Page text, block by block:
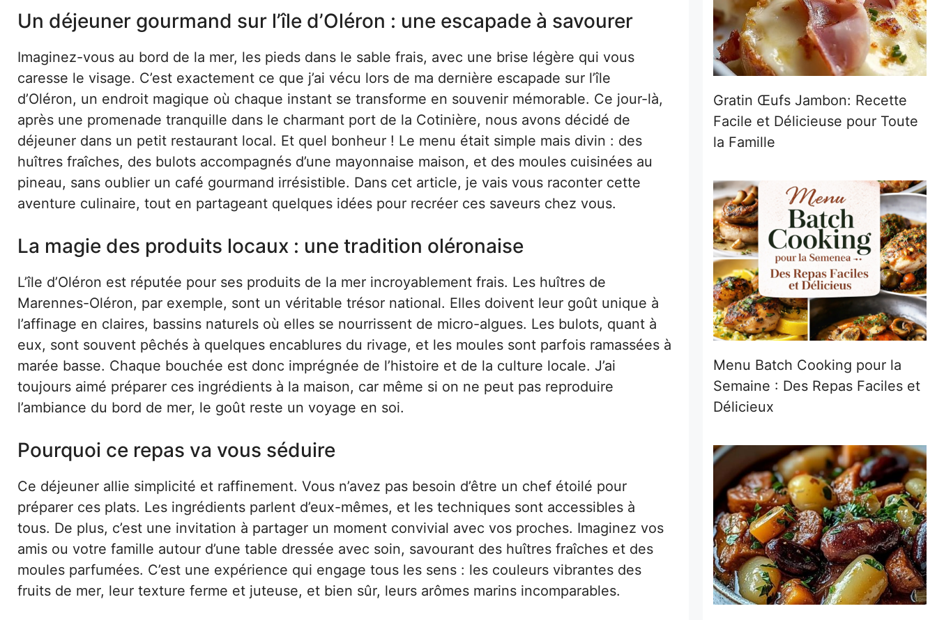
Un déjeuner gourmand sur l’île d’Oléron : une escapade à savourer
Imaginez-vous au bord de la mer, les pieds dans le sable frais, avec une brise légère qui vous
caresse le visage. C’est exactement ce que j’ai vécu lors de ma dernière escapade sur l’île
d’Oléron, un endroit magique où chaque instant se transforme en souvenir mémorable. Ce jour-là,
après une promenade tranquille dans le charmant port de la Cotinière, nous avons décidé de
déjeuner dans un petit restaurant local. Et quel bonheur ! Le menu était simple mais divin : des
huîtres fraîches, des bulots accompagnés d’une mayonnaise maison, et des moules cuisinées au
pineau, sans oublier un café gourmand irrésistible. Dans cet article, je vais vous raconter cette
aventure culinaire, tout en partageant quelques idées pour recréer ces saveurs chez vous.
La magie des produits locaux : une tradition oléronaise
L’île d’Oléron est réputée pour ses produits de la mer incroyablement frais. Les huîtres de
Marennes-Oléron, par exemple, sont un véritable trésor national. Elles doivent leur goût unique à
l’affinage en claires, bassins naturels où elles se nourrissent de micro-algues. Les bulots, quant à
eux, sont souvent pêchés à quelques encablures du rivage, et les moules sont parfois ramassées à
marée basse. Chaque bouchée est donc imprégnée de l’histoire et de la culture locale. J’ai
toujours aimé préparer ces ingrédients à la maison, car même si on ne peut pas reproduire
l’ambiance du bord de mer, le goût reste un voyage en soi.
Pourquoi ce repas va vous séduire
Ce déjeuner allie simplicité et raffinement. Vous n’avez pas besoin d’être un chef étoilé pour
préparer ces plats. Les ingrédients parlent d’eux-mêmes, et les techniques sont accessibles à
tous. De plus, c’est une invitation à partager un moment convivial avec vos proches. Imaginez vos
amis ou votre famille autour d’une table dressée avec soin, savourant des huîtres fraîches et des
moules parfumées. C’est une expérience qui engage tous les sens : les couleurs vibrantes des
fruits de mer, leur texture ferme et juteuse, et bien sûr, leurs arômes marins incomparables.
Gratin Œufs Jambon: Recette
Facile et Délicieuse pour Toute
la Famille
Menu Batch Cooking pour la
Semaine : Des Repas Faciles et
Délicieux